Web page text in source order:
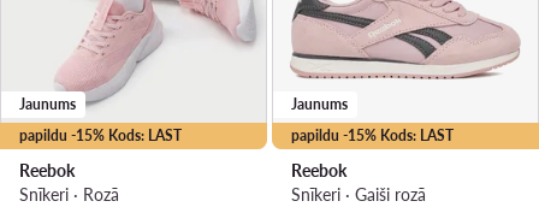
papildu -15% Kods: LAST
Jaunums
Reebok
Snīkeri · Rozā
papildu -15% Kods: LAST
Jaunums
Reebok
Snīkeri · Gaiši rozā